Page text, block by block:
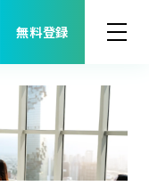
無料登録